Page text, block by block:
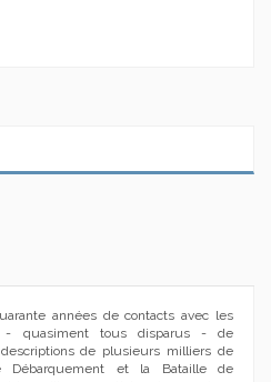
années de contacts avec les
- quasiment tous disparus - de
de plusieurs milliers de
Débarquement et la Bataille de